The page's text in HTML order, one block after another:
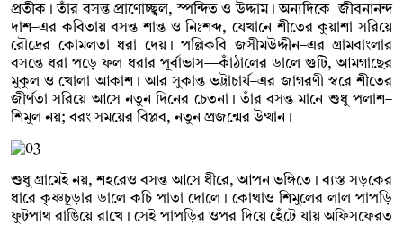
প্রতীক। তাঁর বসন্ত প্রাণোচ্ছ্বল, স্পন্দিত ও উদ্দাম। অন্যদিকে জীবনানন্দ
দাশ–এর কবিতায় বসন্ত শান্ত ও নিঃশব্দ, যেখানে শীতের কুয়াশা সরিয়ে
রৌদ্রের কোমলতা ধরা দেয়। পল্লিকবি জসীমউদ্দীন–এর গ্রামবাংলার
বসন্তে ধরা পড়ে ফল ধরার পূর্বাভাস—কাঁঠালের ডালে গুটি, আমগাছের
মুকুল ও খোলা আকাশ। আর সুকান্ত ভট্টাচার্য–এর জাগরণী স্বরে শীতের
জীর্ণতা সরিয়ে আসে নতুন দিনের চেতনা। তাঁর বসন্ত মানে শুধু পলাশ–
শিমুল নয়; বরং সময়ের বিপ্লব, নতুন প্রজন্মের উত্থান।
শুধু গ্রামেই নয়, শহরেও বসন্ত আসে ধীরে, আপন ভঙ্গিতে। ব্যস্ত সড়কের
ধারে কৃষ্ণচূড়ার ডালে কচি পাতা দোলে। কোথাও শিমুলের লাল পাপড়ি
ফুটপাথ রাঙিয়ে রাখে। সেই পাপড়ির ওপর দিয়ে হেঁটে যায় অফিসফেরত